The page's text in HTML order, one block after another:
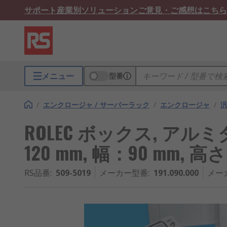
サポート産業別ソリューションご意見・ご感想はこちら
メニュー 型番
/ エンクロージャ / サーバーラック / エンクロージャ /
ROLEC ボックス, アル
120 mm, 幅：90 mm, 高
RS品番: 509-5019 メーカー型番: 191.090.000 メー